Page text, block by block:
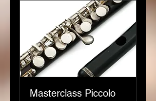
Masterclass Piccolo